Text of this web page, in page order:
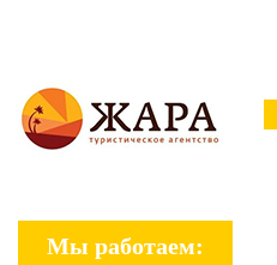
Мы работаем: